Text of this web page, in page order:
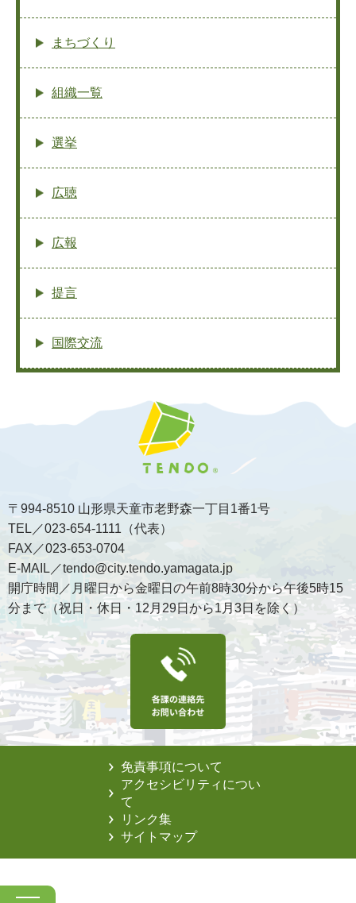
まちづくり
組織一覧
選挙
広聴
広報
提言
国際交流
〒994-8510 山形県天童市老野森一丁目1番1号
TEL／023-654-1111（代表）
FAX／023-653-0704
E-MAIL／tendo@city.tendo.yamagata.jp
開庁時間／月曜日から金曜日の午前8時30分から午後5時15
分まで（祝日・休日・12月29日から1月3日を除く）
免責事項について
アクセシビリティについ
て
リンク集
サイトマップ